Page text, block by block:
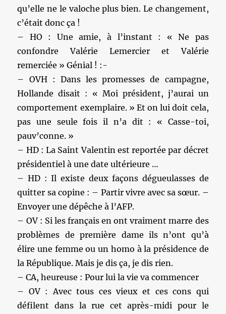
qu’elle ne le valoche plus bien. Le changement,
c’était donc ça !
– HO : Une amie, à l’instant : « Ne pas
confondre Valérie Lemercier et Valérie
remerciée » Génial ! :-
– OVH : Dans les promesses de campagne,
Hollande disait : « Moi président, j’aurai un
comportement exemplaire. » Et on lui doit cela,
pas une seule fois il n’a dit : « Casse-toi,
pauv’conne. »
– HD : La Saint Valentin est reportée par décret
présidentiel à une date ultérieure …
– HD : Il existe deux façons dégueulasses de
quitter sa copine : – Partir vivre avec sa sœur. –
Envoyer une dépêche à l’AFP.
– OV : Si les français en ont vraiment marre des
problèmes de première dame ils n’ont qu’à
élire une femme ou un homo à la présidence de
la République. Mais je dis ça, je dis rien.
– CA, heureuse : Pour lui la vie va commencer
– OV : Avec tous ces vieux et ces cons qui
défilent dans la rue cet après-midi pour le